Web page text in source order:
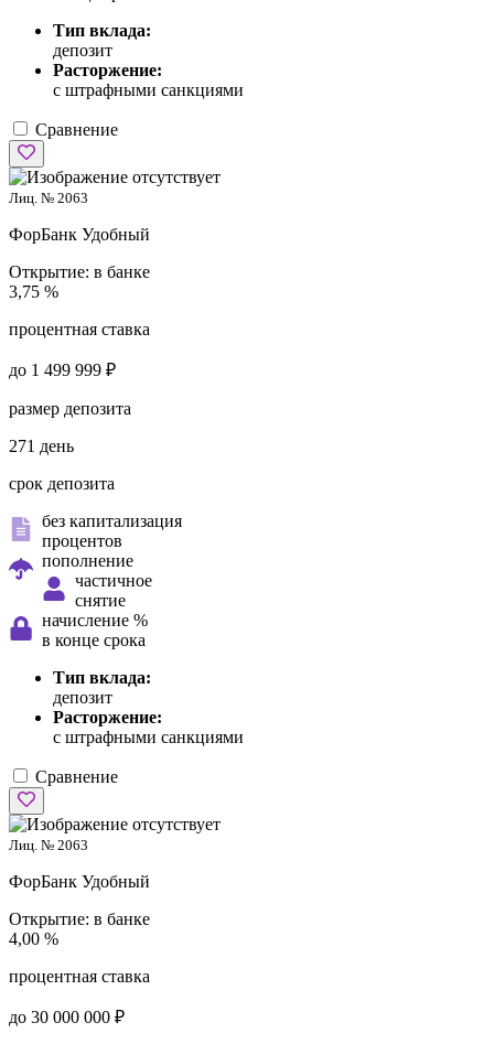
Тип вклада:
депозит
Расторжение:
с штрафными санкциями
Сравнение
Лиц. № 2063
ФорБанк Удобный
Открытие: в банке
3,75 %
процентная ставка
до 1 499 999 ₽
размер депозита
271 день
срок депозита
без капитализация
процентов
пополнение
частичное
снятие
начисление %
в конце срока
Тип вклада:
депозит
Расторжение:
с штрафными санкциями
Сравнение
Лиц. № 2063
ФорБанк Удобный
Открытие: в банке
4,00 %
процентная ставка
до 30 000 000 ₽